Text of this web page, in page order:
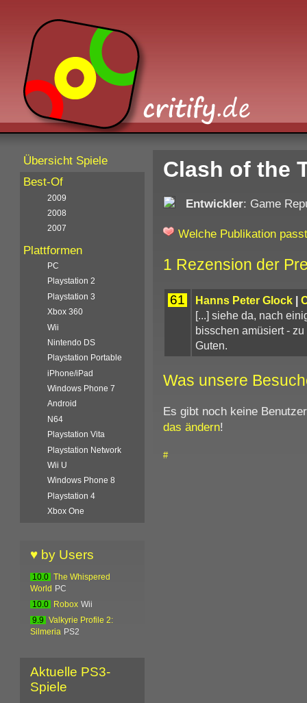
Clash of the
Entwickler: Game
Welche Publikation
1 Rezension der
61 Hanns Peter Glock|
[...] siehe da, nach
bisschen amüsiert -
Guten.
Was unsere
Es gibt noch keine
das ändern!
#
Übersicht Spiele
Best-Of
2009
2008
2007
Plattformen
PC
Playstation 2
Playstation 3
Xbox 360
Wii
Nintendo DS
Playstation Portable
iPhone/iPad
Windows Phone 7
Android
N64
Playstation Vita
Playstation Network
Wii U
Windows Phone 8
Playstation 4
Xbox One
♥ by Users
10.0
The Whispered
World
PC
10.0
Robox Wii
9.9
Valkyrie Profile 2:
Silmeria PS2
Aktuelle PS3-
Spiele